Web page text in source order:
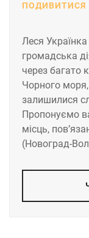
ПОДИВИТИСЯ
Леся
громадська
через багато
Чорного
залишилися
Пропонуємо
місць,
(Новоград-